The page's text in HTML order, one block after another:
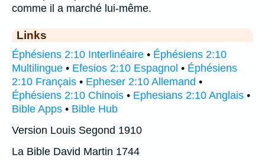
comme il a marché lui-même.
Links
Éphésiens 2:10 Interlinéaire • Éphésiens 2:10
Multilingue • Efesios 2:10 Espagnol • Éphésiens
2:10 Français • Epheser 2:10 Allemand •
Éphésiens 2:10 Chinois • Ephesians 2:10 Anglais •
Bible Apps • Bible Hub
Version Louis Segond 1910
La Bible David Martin 1744